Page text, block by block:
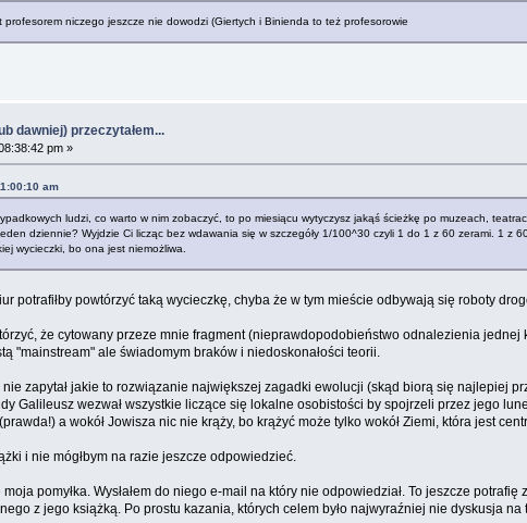
profesorem niczego jeszcze nie dowodzi (Giertych i Binienda to też profesorowie
dawniej) przeczytałem...
pm »
am
ludzi, co warto w nim zobaczyć, to po miesiącu wytyczysz jakąś ścieżkę po muzeach,
dziennie? Wyjdzie Ci licząc bez wdawania się w szczegóły 1/100^30 czyli 1 do 1 z 60 zerami. 1
wycieczki, bo ona jest niemożliwa.
potrafiłby powtórzyć taką wycieczkę, chyba że w tym mieście odbywają się roboty
że cytowany przeze mnie fragment (nieprawdopodobieństwo odnalezienia
"mainstream" ale świadomym braków i niedoskonałości teorii.
zapytał jakie to rozwiązanie największej zagadki ewolucji (skąd biorą się najlepiej
Galileusz wezwał wszystkie liczące się lokalne osobistości by spojrzeli przez jego
a wokół Jowisza nic nie krąży, bo krążyć może tylko wokół Ziemi, która jest
i nie mógłbym na razie jeszcze odpowiedzieć.
pomyłka. Wysłałem do niego e-mail na który nie odpowiedział. To jeszcze
z jego książką. Po prostu kazania, których celem było najwyraźniej nie dyskusja